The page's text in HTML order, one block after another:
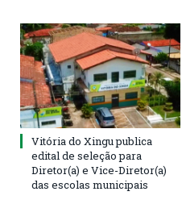
Vitória do Xingu publica
edital de seleção para
Diretor(a) e Vice-Diretor(a)
das escolas municipais